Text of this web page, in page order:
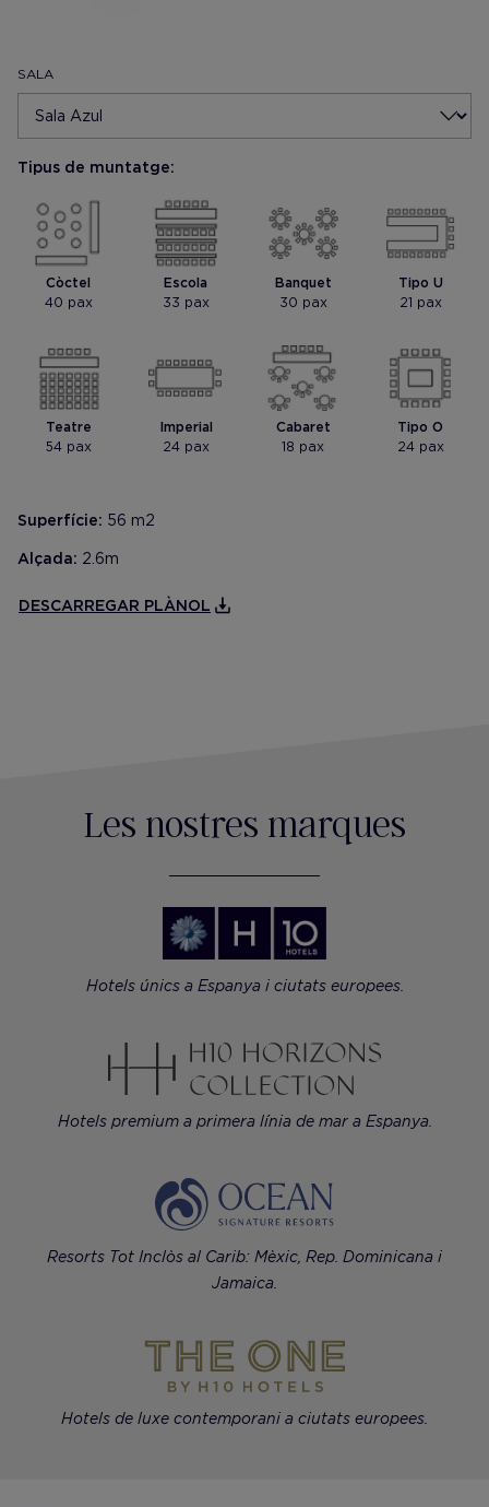
Mostrar foto Mostrar foto
SALA
Tipus de muntatge:
Còctel
40 pax
Teatre
54 pax
Escola
33 pax
Imperial
24 pax
Banquet
30 pax
Cabaret
18 pax
Tipo U
21 pax
Tipo O
24 pax
Superfície: 56 m2
Alçada: 2.6m
DESCARREGAR PLÀNOL
Les nostres marques
Hotels únics a Espanya i ciutats europees.
Hotels premium a primera línia de mar a Espanya.
Resorts Tot Inclòs al Carib: Mèxic, Rep. Dominicana i
Jamaica.
Hotels de luxe contemporani a ciutats europees.